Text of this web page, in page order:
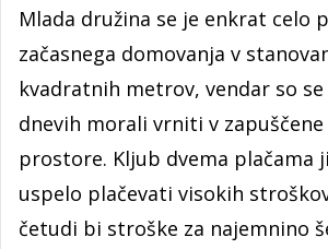
Mlada družina se je enkrat celo
začasnega domovanja v
kvadratnih metrov, vendar so
dnevih morali vrniti v
prostore. Kljub dvema plačama
uspelo plačevati visokih
četudi bi stroške za najemnino